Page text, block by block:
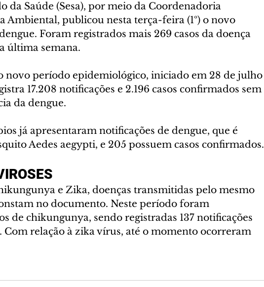
da Saúde (Sesa), por meio da Coordenadoria
Ambiental, publicou nesta terça-feira (1º) o novo
Foram registrados mais 269 casos da doença
última semana.
novo período epidemiológico, iniciado em 28 de julho
17.208 notificações e 2.196 casos confirmados sem
da dengue.
já apresentaram notificações de dengue, que é
Aedes aegypti, e 205 possuem casos confirmados.
e Zika, doenças transmitidas pelo mesmo
no documento. Neste período foram
de chikungunya, sendo registradas 137 notificações
Com relação à zika vírus, até o momento ocorreram